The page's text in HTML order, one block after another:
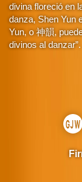
divina floreció en
danza, Shen Yun
Yun, o 神韻,
divinos al danzar”.